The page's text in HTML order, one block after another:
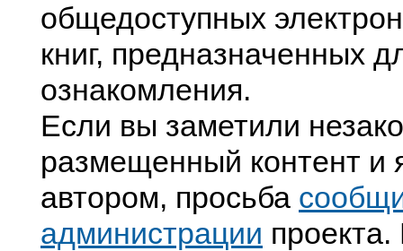
общедоступных
книг, предназначенных
ознакомления.
Если вы заметили
размещенный контент и
автором, просьба
администрации